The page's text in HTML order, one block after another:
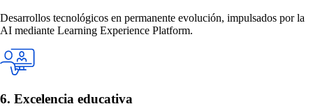
Desarrollos tecnológicos en permanente evolución, impulsados por la
AI mediante Learning Experience Platform.
6. Excelencia educativa